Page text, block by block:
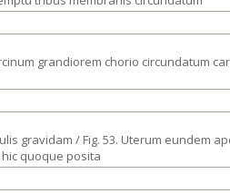
grandiorem chorio circundatum
gravidam / Fig. 53. Uterum eundem
quoque posita